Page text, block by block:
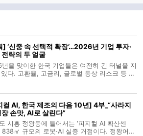
] ‘신중 속 선택적 확장’…2026년 기업 투자·
전략의 두 얼굴
을 맞이한 한국 기업들은 여전히 긴 터널을 지
다. 고환율, 고금리, 글로벌 통상 리스크 등 대
도차가
컬 AI, 한국 제조의 다음 10년] 4부_“사라지
장 손맛, AI로 살린다”
시흥 정왕동에 들어서는 ‘피지컬 AI 확산센
838㎡ 규모의 로봇·AI 실증 거점이다. 정왕어울